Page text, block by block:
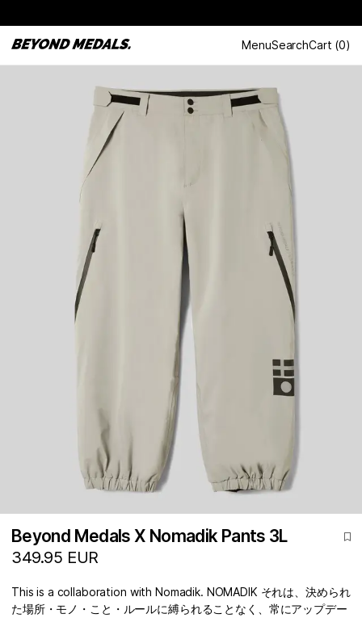
MenuSearchCart (0)
Beyond Medals X Nomadik Pants 3L
349.95 EUR
This is a collaboration with Nomadik. NOMADIK それは、決められ
た場所・モノ・こと・ルールに縛られることなく、常にアップデー